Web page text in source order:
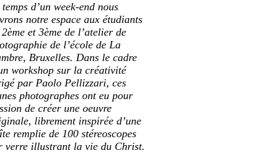
d’un week-end nous
notre espace aux étudiants
et 3ème de l’atelier de
de l’école de La
Bruxelles. Dans le cadre
workshop sur la créativité
par Paolo Pellizzari, ces
photographes ont eu pour
de créer une oeuvre
librement inspirée d’une
remplie de 100 stéreoscopes
verre illustrant la vie du Christ.